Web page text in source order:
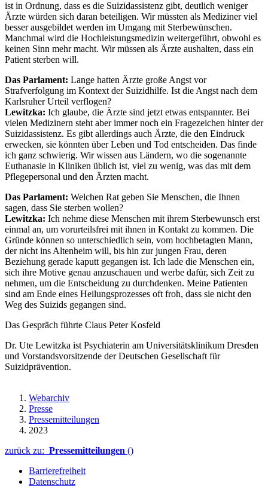
ist in Ordnung, dass es die Suizidassistenz gibt, deutlich weniger
Ärzte würden sich daran beteiligen. Wir müssten als Mediziner viel
besser ausgebildet werden im Umgang mit Sterbewünschen.
Manchmal wird die Hochleistungsmedizin weitergeführt, obwohl es
keinen Sinn mehr macht. Wir müssen als Ärzte aushalten, dass ein
Patient sterben will.
Das Parlament: Lange hatten Ärzte große Angst vor
Strafverfolgung im Kontext der Suizidhilfe. Ist die Angst nach dem
Karlsruher Urteil verflogen?
Lewitzka: Ich glaube, die Ärzte sind jetzt etwas entspannter. Bei
vielen Medizinern steht aber immer noch ein Fragezeichen hinter der
Suizidassistenz. Es gibt allerdings auch Ärzte, die den Eindruck
erwecken, sie könnten über Leben und Tod entscheiden. Das finde
ich ganz schwierig. Wir wissen aus Ländern, wo die sogenannte
Euthanasie in Kliniken üblich ist, viel zu wenig, was das mit dem
Pflegepersonal und den Ärzten macht.
Das Parlament: Welchen Rat geben Sie Menschen, die Ihnen
sagen, dass Sie sterben wollen?
Lewitzka: Ich nehme diese Menschen mit ihrem Sterbewunsch erst
einmal an, um vorurteilsfrei mit ihnen in Kontakt zu kommen. Die
Gründe können so unterschiedlich sein, vom hochbetagten Mann,
der nicht ins Altenheim will, bis hin zur jungen Frau, deren
Beziehung gerade kaputt gegangen ist. Ich lade die Menschen ein,
sich ihre Motive genau anzuschauen und werbe dafür, sich Zeit zu
nehmen, um die Entscheidung zu durchdenken. Meine Patienten
sind am Ende eines Heilungsprozesses oft froh, dass sie nicht den
Weg des Suizids gegangen sind.
Das Gespräch führte Claus Peter Kosfeld
Dr. Ute Lewitzka ist Psychiaterin am Universitätsklinikum Dresden
und Vorstandsvorsitzende der Deutschen Gesellschaft für
Suizidprävention.
Webarchiv
Presse
Pressemitteilungen
2023
zurück zu: Pressemitteilungen ()
Barrierefreiheit
Datenschutz